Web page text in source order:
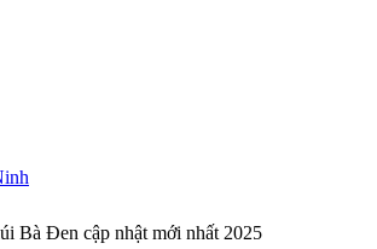
Bà Đen cập nhật mới nhất 2025